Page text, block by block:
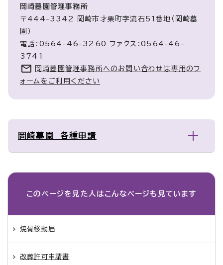
岡崎墓園管理事務所
〒444-3342 岡崎市才栗町字流石51番地（岡崎墓
園）
電話：0564-46-3260 ファクス：0564-46-
3741
岡崎墓園管理事務所へのお問い合わせは専用のフ
ォームをご利用ください
岡崎墓園 各種申請
このページを見た人は こんなページも見ています
焼骨移動届
改葬許可申請書